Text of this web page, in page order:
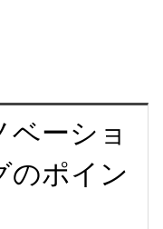
ベーショ
のポイン